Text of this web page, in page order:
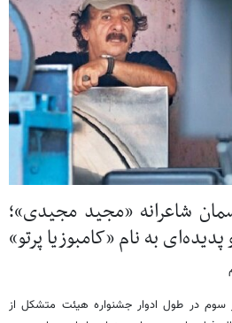
شاعرانه «مجید مجیدی»؛
به نام «کامبوزیا پرتو»
سوم در طول ادوار جشنواره هیئت متشکل از